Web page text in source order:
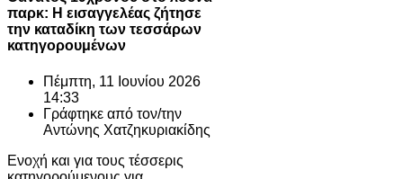
παρκ: Η εισαγγελέας ζήτησε
την καταδίκη των τεσσάρων
κατηγορουμένων
Πέμπτη, 11 Ιουνίου 2026
14:33
Γράφτηκε από τον/την
Αντώνης Χατζηκυριακίδης
Ενοχή και για τους τέσσερις